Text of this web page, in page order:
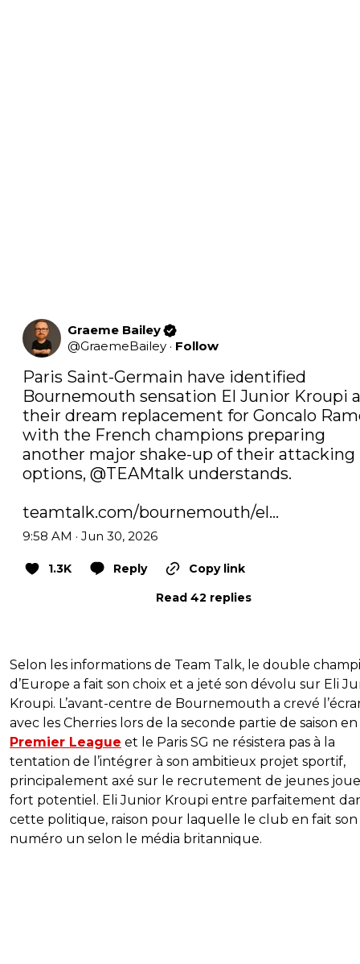
Graeme Bailey
@GraemeBailey · Follow
Paris Saint-Germain have identified
Bournemouth sensation El Junior Kroupi
their dream replacement for Goncalo
with the French champions preparing
another major shake-up of their attacking
options, @TEAMtalk understands.
teamtalk.com/bournemouth/el…
9:58 AM · Jun 30, 2026
1.3K Reply
Copy link
Read 42 replies
Selon les informations de Team Talk, le double
d’Europe a fait son choix et a jeté son dévolu sur Eli
Kroupi. L’avant-centre de Bournemouth a crevé
avec les Cherries lors de la seconde partie de saison en
Premier League et le Paris SG ne résistera pas à la
tentation de l’intégrer à son ambitieux projet sportif,
principalement axé sur le recrutement de jeunes
fort potentiel. Eli Junior Kroupi entre parfaitement
cette politique, raison pour laquelle le club en fait son
numéro un selon le média britannique.